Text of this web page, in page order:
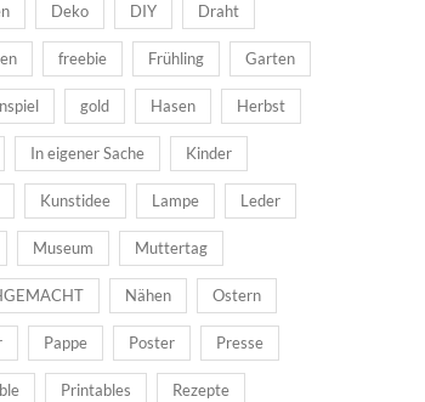
Deko DIY Draht
freebie Frühling Garten
gold Hasen Herbst
In eigener Sache Kinder
Kunstidee Lampe Leder
Museum Muttertag
Nähen Ostern
Pappe Poster Presse
Printables Rezepte